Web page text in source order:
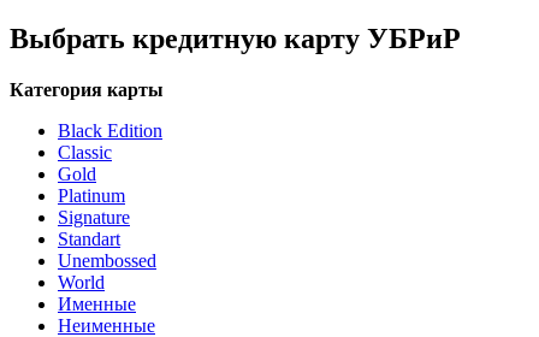
Выбрать кредитную карту УБРиР
Категория карты
Black Edition
Classic
Gold
Platinum
Signature
Standart
Unembossed
World
Именные
Неименные